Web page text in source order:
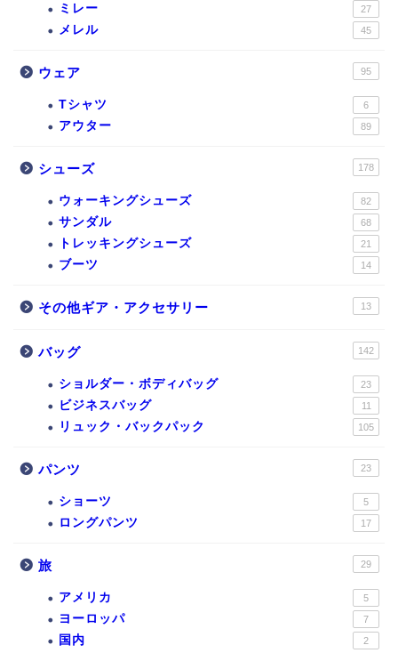
ミレー 27
メレル 45
ウェア 95
Tシャツ 6
アウター 89
シューズ 178
ウォーキングシューズ 82
サンダル 68
トレッキングシューズ 21
ブーツ 14
その他ギア・アクセサリー 13
バッグ 142
ショルダー・ボディバッグ 23
ビジネスバッグ 11
リュック・バックパック 105
パンツ 23
ショーツ 5
ロングパンツ 17
旅 29
アメリカ 5
ヨーロッパ 7
国内 2